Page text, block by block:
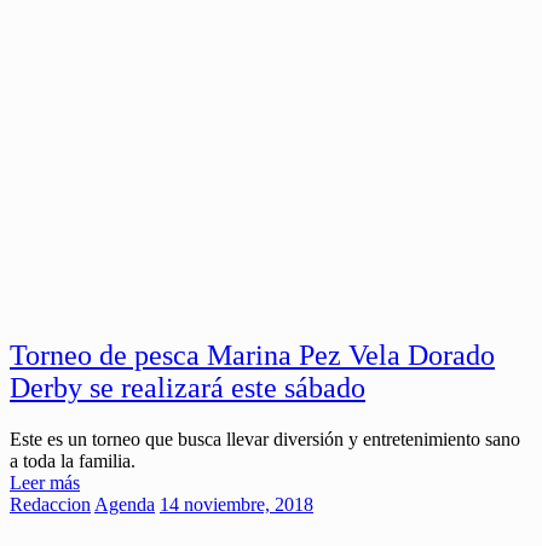
Torneo de pesca Marina Pez Vela Dorado
Derby se realizará este sábado
Este es un torneo que busca llevar diversión y entretenimiento sano
a toda la familia.
Leer más
Redaccion Agenda 14 noviembre, 2018